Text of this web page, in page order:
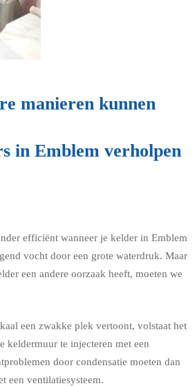
manieren kunnen
in Emblem verholpen
efficiënt wanneer je kelder in Emblem
vocht door een grote waterdruk. Maar
een andere oorzaak heeft, moeten we
een zwakke plek vertoont, volstaat het
keldermuur te injecteren met een
door condensatie moeten dan
een ventilatiesysteem.